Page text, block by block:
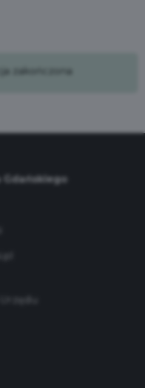
zakończona
Gdańskiego